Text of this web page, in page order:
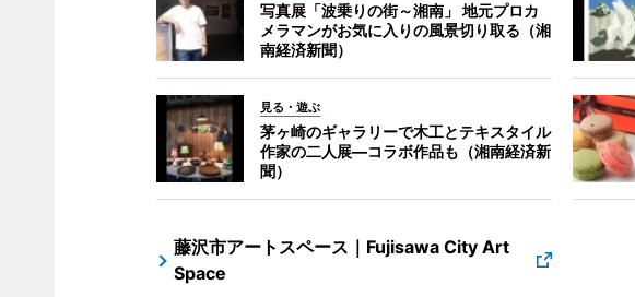
写真展「波乗りの街～湘南」 地元プロカ
メラマンがお気に入りの風景切り取る（湘
南経済新聞）
見る・遊ぶ
茅ヶ崎のギャラリーで木工とテキスタイル
作家の二人展―コラボ作品も（湘南経済新
聞）
藤沢市アートスペース｜Fujisawa City Art
Space